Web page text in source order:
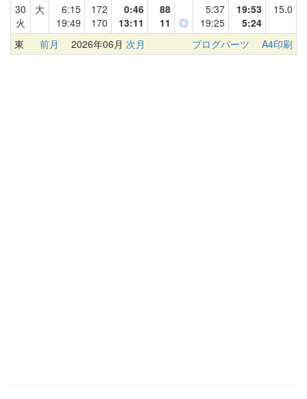
30
火
大
6:15
19:49
172
170
0:46
13:11
88
11
◎
5:37
19:25
19:53
5:24
15.0
東 前月 2026年06月 次月 ブログパーツ A4印刷